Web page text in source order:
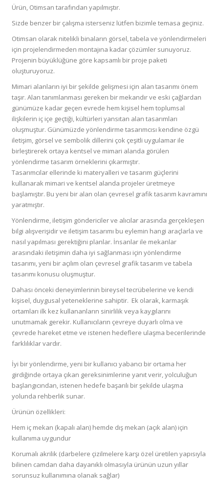
Ürün, Otimsan tarafından yapılmıştır.
Sizde benzer bir çalışma isterseniz lütfen bizimle temasa geçiniz.
Otimsan olarak nitelikli binaların görsel, tabela ve yönlendirmeleri
için projelendirmeden montajına kadar çözümler sunuyoruz.
Projenin büyüklüğüne göre kapsamlı bir proje paketi
oluşturuyoruz.
Mimari alanların iyi bir şekilde gelişmesi için alan tasarımı önem
taşır. Alan tanımlanması gereken bir mekandır ve eski çağlardan
günümüze kadar geçen evrede hem kişisel hem toplumsal
ilişkilerin iç içe geçtiği, kültürleri yansıtan alan tasarımları
oluşmuştur. Günümüzde yönlendirme tasarımcısı kendine özgü
iletişim, görsel ve sembolik dillerini çok çeşitli uygulamar ile
birleştirerek ortaya kentsel ve mimari alanda görülen
yönlendirme tasarım örneklerini çıkarmıştır.
Tasarımcılar ellerinde ki materyalleri ve tasarım güçlerini
kullanarak mimari ve kentsel alanda projeler üretmeye
başlamıştır. Bu yeni bir alan olan çevresel grafik tasarım kavramını
yaratmıştır.
Yönlendirme, iletişim göndericiler ve alıcılar arasında gerçekleşen
bilgi alışverişidir ve iletişim tasarımı bu eylemin hangi araçlarla ve
nasıl yapılması gerektiğini planlar. İnsanlar ile mekanlar
arasındaki iletişimin daha iyi sağlanması için yönlendirme
tasarımı, yeni bir açılım olan çevresel grafik tasarım ve tabela
tasarımı konusu oluşmuştur.
Dahası önceki deneyimlerinin bireysel tecrübelerine ve kendi
kişisel, duygusal yeteneklerine sahiptir. Ek olarak, karmaşık
ortamları ilk kez kullananların sinirlilik veya kaygılarını
unutmamak gerekir. Kullanıcıların çevreye duyarlı olma ve
çevrede hareket etme ve istenen hedeflere ulaşma becerilerinde
farklılıklar vardır.
İyi bir yönlendirme, yeni bir kullanıcı yabancı bir ortama her
girdiğinde ortaya çıkan gereksinimlerine yanıt verir, yolculuğun
başlangıcından, istenen hedefe başarılı bir şekilde ulaşma
yolunda rehberlik sunar.
Ürünün özellikleri:
Hem iç mekan (kapalı alan) hemde dış mekan (açık alan) için
kullanıma uygundur
Korumalı akrilik (darbelere çizilmelere karşı özel üretilen yapısıyla
bilinen camdan daha dayanıklı olmasıyla ürünün uzun yıllar
sorunsuz kullanımına olanak sağlar)